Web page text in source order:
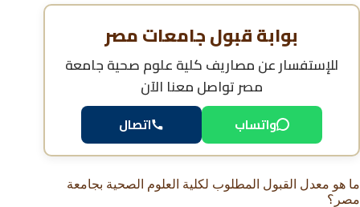
بوابة قبول جامعات مصر
للإستفسار عنمصاريف كلية علوم صحية جامعة
مصرتواصل معنا الآن
واتساب اتصال
ما هو معدل القبول المطلوب لكلية العلوم الصحية بجامعة
مصر؟